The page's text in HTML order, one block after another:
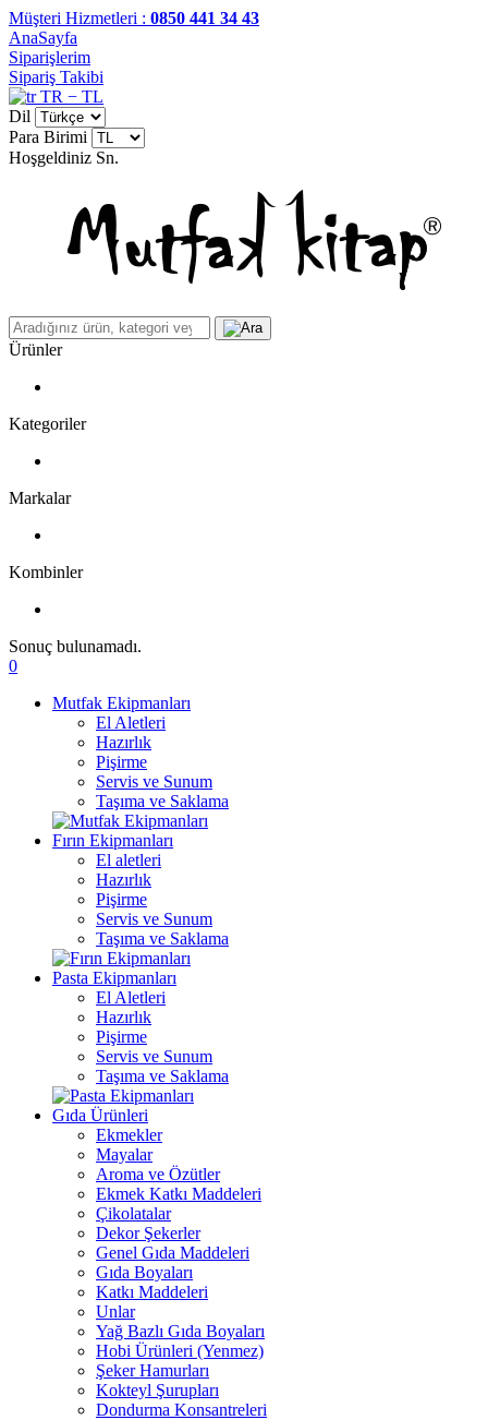
Müşteri Hizmetleri : 0850 441 34 43
AnaSayfa
Siparişlerim
Sipariş Takibi
TR − TL
Dil
Para Birimi
Hoşgeldiniz Sn.
Ürünler
Kategoriler
Markalar
Kombinler
Sonuç bulunamadı.
0
Mutfak Ekipmanları
El Aletleri
Hazırlık
Pişirme
Servis ve Sunum
Taşıma ve Saklama
Fırın Ekipmanları
El aletleri
Hazırlık
Pişirme
Servis ve Sunum
Taşıma ve Saklama
Pasta Ekipmanları
El Aletleri
Hazırlık
Pişirme
Servis ve Sunum
Taşıma ve Saklama
Gıda Ürünleri
Ekmekler
Mayalar
Aroma ve Özütler
Ekmek Katkı Maddeleri
Çikolatalar
Dekor Şekerler
Genel Gıda Maddeleri
Gıda Boyaları
Katkı Maddeleri
Unlar
Yağ Bazlı Gıda Boyaları
Hobi Ürünleri (Yenmez)
Şeker Hamurları
Kokteyl Şurupları
Dondurma Konsantreleri